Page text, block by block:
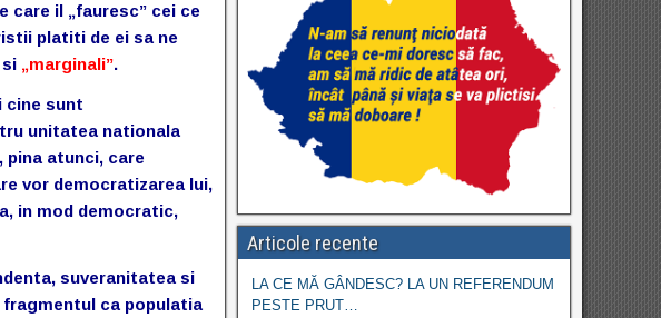
care il „fauresc” cei ce
platiti de ei sa ne
si „marginali”.
cine sunt
unitatea nationala
pina atunci, care
vor democratizarea lui,
in mod democratic,
suveranitatea si
ca populatia
Articole recente
LA CE MĂ GÂNDESC? LA UN REFERENDUM
PESTE PRUT…